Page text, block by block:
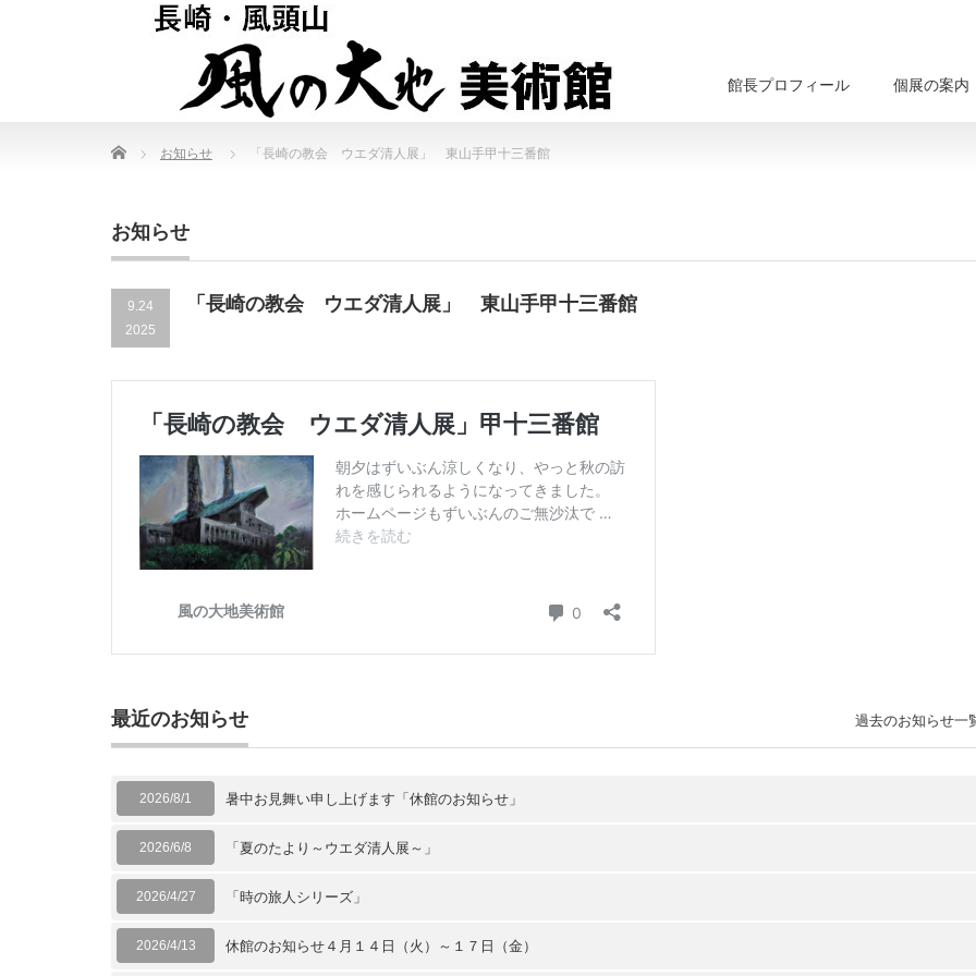
館長プロフィール 個展の案内
Home お知らせ 「長崎の教会 ウエダ清人展」 東山手甲十三番館
お知らせ
9.24
2025
「長崎の教会 ウエダ清人展」 東山手甲十三番館
最近のお知らせ
2026/8/1 暑中お見舞い申し上げます「休館のお知らせ」
2026/6/8 「夏のたより～ウエダ清人展～」
2026/4/27 「時の旅人シリーズ」
2026/4/13 休館のお知らせ４月１４日（火）～１７日（金）
過去のお知らせ一